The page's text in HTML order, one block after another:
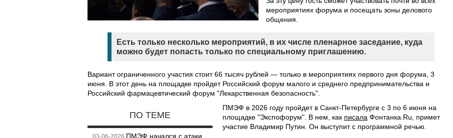
мероприятиях форума и посещать зоны делового
общения.
Есть только несколько мероприятий, в их числе пленарное заседание, куда
можно будет попасть только по специальному приглашению.
Вариант ограниченного участия стоит 66 тысяч рублей — только в мероприятиях первого дня форума, 3
июня. В этот день на площадке пройдет Российский форум малого и среднего предпринимательства и
Российский фармацевтический форум "Лекарственная безопасность".
ПО ТЕМЕ
03-06-2026 ПМЭФ начался с атаки
ПМЭФ в 2026 году пройдет в Санкт-Петербурге с 3 по 6 июня на
площадке "Экспофорум". В нем, как писала Фонтанка.Ru, примет
участие Владимир Путин. Он выступит с программной речью.